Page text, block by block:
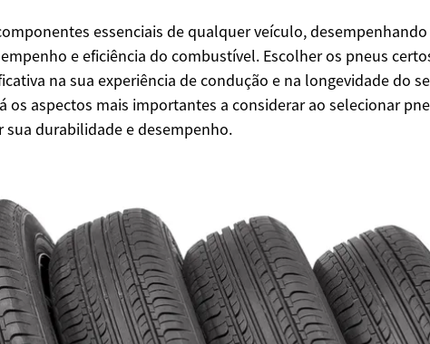
essenciais de qualquer veículo,
e eficiência do combustível. Escolher os pneus
na sua experiência de condução e na longevidade do
os aspectos mais importantes a considerar ao selecionar
sua durabilidade e desempenho.